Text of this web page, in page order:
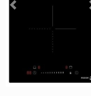
Précédent